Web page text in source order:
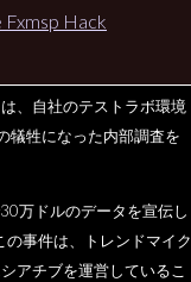
Hack
、自社のテストラボ環境
犠牲になった内部調査を
万ドルのデータを宣伝し
事件は、トレンドマイク
アチブを運営しているこ